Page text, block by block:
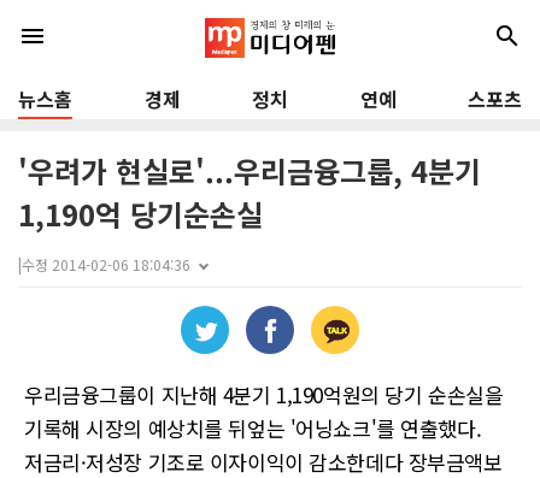
menu search
뉴스홈 경제 정치 연예 스포츠
'우려가 현실로'...우리금융그룹, 4분기
1,190억 당기순손실
|수정 2014-02-06 18:04:36
우리금융그룹이 지난해 4분기 1,190억원의 당기 순손실을
기록해 시장의 예상치를 뒤엎는 '어닝쇼크'를 연출했다.
저금리·저성장 기조로 이자이익이 감소한데다 장부금액보